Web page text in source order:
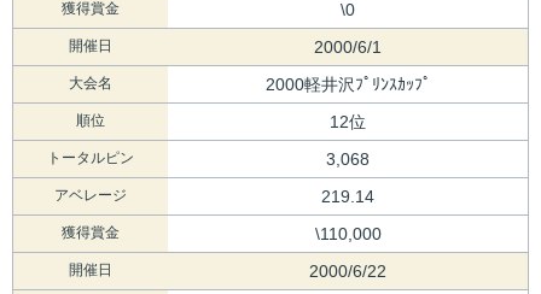
獲得賞金 \0
開催日 2000/6/1
大会名 2000軽井沢ﾌﾟﾘﾝｽｶｯﾌﾟ
順位 12位
トータルピン 3,068
アベレージ 219.14
獲得賞金 \110,000
開催日 2000/6/22